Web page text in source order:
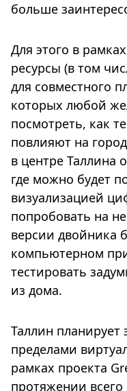
больше
Для этого в
ресурсы (в том
для совместного
которых любой
посмотреть, как
повлияют на
в центре Таллина
где можно будет
визуализацией
попробовать на
версии двойника
компьютерном
тестировать
из дома.
Таллин планирует
пределами
рамках проекта
протяжении всего